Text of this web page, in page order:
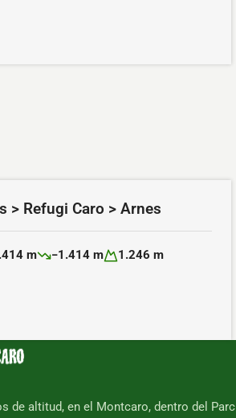
> Refugi Caro > Arnes
positivo:
m
Desnivel negativo:
−1.414 m
Altitud máxima:
1.246 m
de altitud, en el Montcaro, dentro del Parc